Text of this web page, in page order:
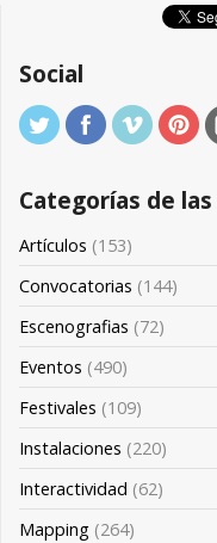
Social
Categorías de
Artículos (153)
Convocatorias (144)
Escenografias (72)
Eventos (490)
Festivales (109)
Instalaciones (220)
Interactividad (62)
Mapping (264)